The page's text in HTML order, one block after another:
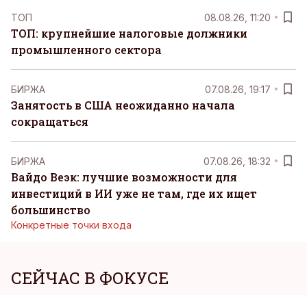
ТОП 08.08.26, 11:20
ТОП: крупнейшие налоговые должники
промышленного сектора
БИРЖА 07.08.26, 19:17
Занятость в США неожиданно начала
сокращаться
БИРЖА 07.08.26, 18:32
Вайдо Веэк: лучшие возможности для
инвестиций в ИИ уже не там, где их ищет
большинство
Конкретные точки входа
СЕЙЧАС В ФОКУСЕ